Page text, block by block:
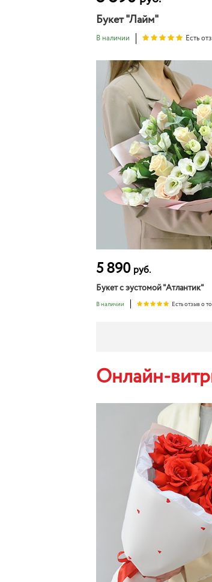
Букет "Лайм"
В наличии Есть
5 890 руб.
Букет с эустомой "Атлантик"
В наличии Есть отзыв о
Онлайн-